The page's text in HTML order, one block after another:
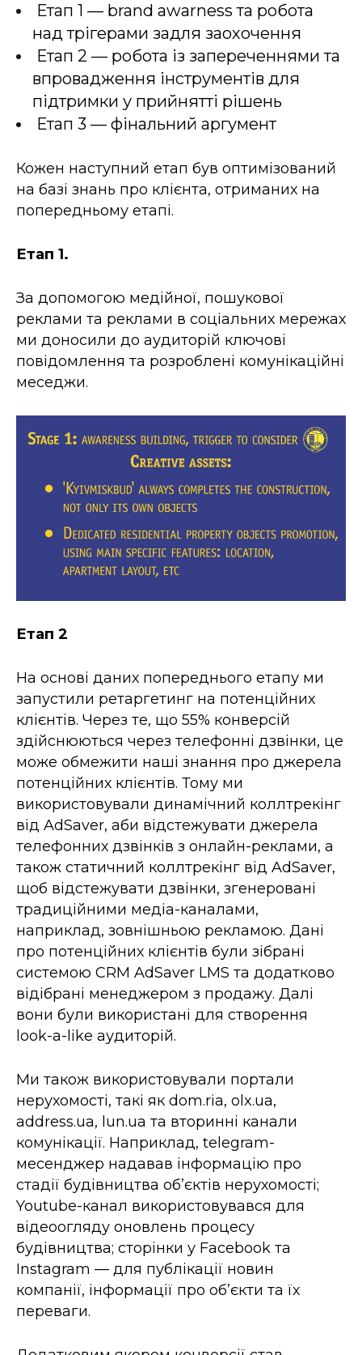
Етап 1 — brand awarness та робота
над трігерами задля заохочення
Етап 2 — робота із запереченнями та
впровадження інструментів для
підтримки у прийнятті рішень
Етап 3 — фінальний аргумент
Кожен наступний етап був оптимізований
на базі знань про клієнта, отриманих на
попередньому етапі.
Етап 1.
За допомогою медійної, пошукової
реклами та реклами в соціальних мережах
ми доносили до аудиторій ключові
повідомлення та розроблені комунікаційні
меседжи.
Етап 2
На основі даних попереднього етапу ми
запустили ретаргетинг на потенційних
клієнтів. Через те, що 55% конверсій
здійснюються через телефонні дзвінки, це
може обмежити наші знання про джерела
потенційних клієнтів. Тому ми
використовували динамічний коллтрекінг
від AdSaver, аби відстежувати джерела
телефонних дзвінків з онлайн-реклами, а
також статичний коллтрекінг від AdSaver,
щоб відстежувати дзвінки, згенеровані
традиційними медіа-каналами,
наприклад, зовнішньою рекламою. Дані
про потенційних клієнтів були зібрані
системою CRM AdSaver LMS та додатково
відібрані менеджером з продажу. Далі
вони були використані для створення
look-a-like аудиторій.
Ми також використовували портали
нерухомості, такі як dom.ria, olx.ua,
address.ua, lun.ua та вторинні канали
комунікації. Наприклад, telegram-
месенджер надавав інформацію про
стадії будівництва об’єктів нерухомості;
Youtube-канал використовувався для
відеоогляду оновлень процесу
будівництва; сторінки у Facebook та
Instagram — для публікації новин
компанії, інформації про об’єкти та їх
переваги.